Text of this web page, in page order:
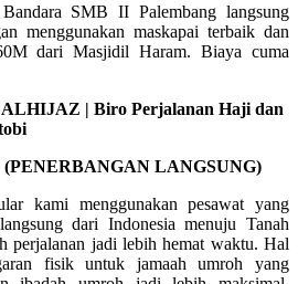
SMB II Palembang langsung
menggunakan maskapai terbaik dan
dari Masjidil Haram. Biaya cuma
| Biro Perjalanan Haji dan
LANGSUNG)
kami menggunakan pesawat yang
dari Indonesia menuju Tanah
perjalanan jadi lebih hemat waktu. Hal
fisik untuk jamaah umroh yang